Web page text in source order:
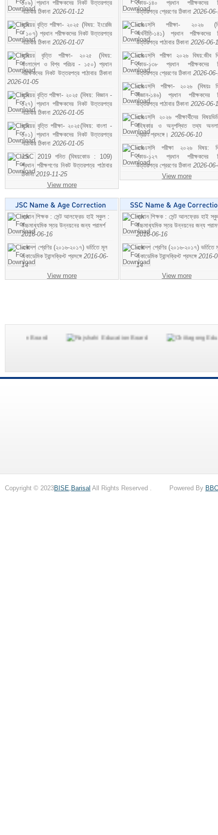
১০৯) প্রধান পরীক্ষকদের নিকট উত্তরপত্র
পাঠাবার ঠিকানা 2026-01-12
জুনিয়র বৃত্তি পরীক্ষা- ২০২৫ (বিষয়: ইংরেজি
- ১০৭) প্রধান পরীক্ষকদের নিকট উত্তরপত্র
পাঠাবার ঠিকানা 2026-01-07
জুনিয়র বৃত্তি পরীক্ষা- ২০২৫ (বিষয়:
বাংলাদেশ ও বিশ্ব পরিচয় - ১৫০) প্রধান
পরীক্ষকদের নিকট উত্তরপত্র পাঠাবার ঠিকানা
2026-01-05
জুনিয়র বৃত্তি পরীক্ষা- ২০২৫ (বিষয়: বিজ্ঞান -
১২৭) প্রধান পরীক্ষকদের নিকট উত্তরপত্র
পাঠাবার ঠিকানা 2026-01-05
জুনিয়র বৃত্তি পরীক্ষা- ২০২৫(বিষয়: বাংলা -
১০১) প্রধান পরীক্ষকদের নিকট উত্তরপত্র
পাঠাবার ঠিকানা 2026-01-05
JSC 2019 গনিত (বিষয়কোড : 109)
প্রধান পরীক্ষগণের নিকট উত্তরপত্র পাঠাবার
ঠিকানা2019-11-25
View more
কোড-১৪০ প্রধান পরীক্ষকদের
উত্তরপত্র প্রেরণের ঠিকানা 2026-
এসএসসি পরীক্ষা- ২০২৬
অর্থনীতি-১৪১) প্রধান পরীক্ষকদের
উত্তরপত্র পাঠাবার ঠিকানা 2026-06-
এসএসসি পরীক্ষা ২০২৬ বিষয়:জীব
কোড-১৩৮ প্রধান পরীক্ষকদের
উত্তরপত্র প্রেরণের ঠিকানা 2026-
এসএসসি পরীক্ষা- ২০২৬ (বিষয়ঃ
বিজ্ঞান-১৪৬) প্রধান পরীক্ষকদের
উত্তরপত্র পাঠাবার ঠিকানা 2026-06-
এসএসসি ২০২৬ পরীক্ষার্থীদের
বহিষ্কার ও অনুপস্থিত তথ্য
প্রেরণ প্রসঙ্গে। 2026-06-10
এসএসসি পরীক্ষা ২০২৬ বিষয়:
কোড-১২৭ প্রধান পরীক্ষকদের
উত্তরপত্র প্রেরণের ঠিকানা 2026-
View more
প্রধান শিক্ষক : সেন্ট আলফ্রেড হাই স্কুল :
উচ্চমাধ্যমিক স্তর উন্নয়নের জন্য পরামর্শ
2016-06-16
একাদশ শ্রেণির (২০১৬-২০১৭) ভর্তিতে মূল
একাডেমিক ট্রান্সক্রিপ্ট প্রসঙ্গে 2016-06-
14
View more
প্রধান শিক্ষক : সেন্ট আলফ্রেড হাই
উচ্চমাধ্যমিক স্তর উন্নয়নের জন্য
2016-06-16
একাদশ শ্রেণির (২০১৬-২০১৭) ভর্তিতে
একাডেমিক ট্রান্সক্রিপ্ট প্রসঙ্গে 2016-
14
View more
Copyright © 2023BISE,Barisal All Rights Reserved . Powered By